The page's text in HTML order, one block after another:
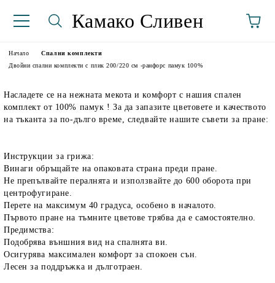
Камако Сливен
Начало
Спални комплекти
Двойни спални комплекти с плик 200/220 см -ранфорс памук 100%
Насладете се на нежната мекота и комфорт с нашия спален
комплект от 100% памук ! За да запазите цветовете и качеството
на тъканта за по-дълго време, следвайте нашите съвети за пране:
Инструкции за грижа:
Винаги обръщайте на опаковата страна преди пране.
Не препълвайте пералнята и използвайте до 600 оборота при
центрофугиране.
Перете на максимум 40 градуса, особено в началото.
Първото пране на тъмните цветове трябва да е самостоятелно.
Предимства:
Подобрява външния вид на спалнята ви.
Осигурява максимален комфорт за спокоен сън.
Лесен за поддръжка и дълготраен.